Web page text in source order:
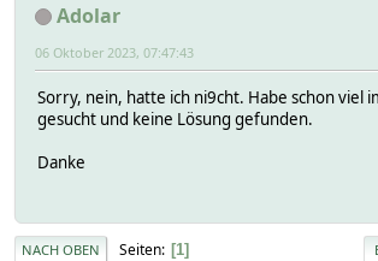
Adolar
06 Oktober 2023, 07:47:43
Sorry, nein, hatte ich ni9cht. Habe schon viel
gesucht und keine Lösung gefunden.
Danke
NACH OBEN Seiten 1